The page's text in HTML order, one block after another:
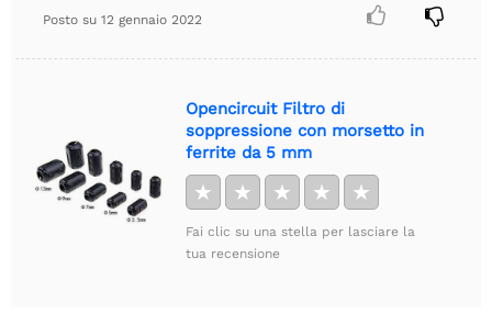
Posto su 12 gennaio 2022  
Opencircuit Filtro di
soppressione con morsetto in
ferrite da 5 mm
★ ★ ★ ★ ★
Fai clic su una stella per lasciare la
tua recensione